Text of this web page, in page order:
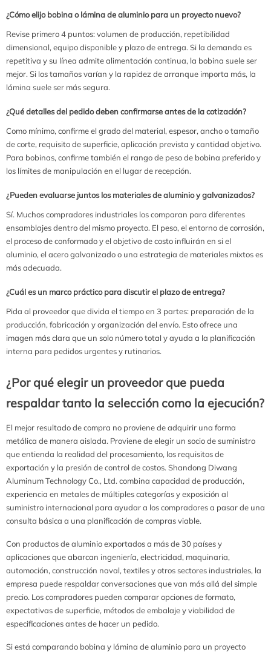
¿Cómo elijo bobina o lámina de aluminio para un proyecto nuevo?
Revise primero 4 puntos: volumen de producción, repetibilidad
dimensional, equipo disponible y plazo de entrega. Si la demanda es
repetitiva y su línea admite alimentación continua, la bobina suele ser
mejor. Si los tamaños varían y la rapidez de arranque importa más, la
lámina suele ser más segura.
¿Qué detalles del pedido deben confirmarse antes de la cotización?
Como mínimo, confirme el grado del material, espesor, ancho o tamaño
de corte, requisito de superficie, aplicación prevista y cantidad objetivo.
Para bobinas, confirme también el rango de peso de bobina preferido y
los límites de manipulación en el lugar de recepción.
¿Pueden evaluarse juntos los materiales de aluminio y galvanizados?
Sí. Muchos compradores industriales los comparan para diferentes
ensamblajes dentro del mismo proyecto. El peso, el entorno de corrosión,
el proceso de conformado y el objetivo de costo influirán en si el
aluminio, el acero galvanizado o una estrategia de materiales mixtos es
más adecuada.
¿Cuál es un marco práctico para discutir el plazo de entrega?
Pida al proveedor que divida el tiempo en 3 partes: preparación de la
producción, fabricación y organización del envío. Esto ofrece una
imagen más clara que un solo número total y ayuda a la planificación
interna para pedidos urgentes y rutinarios.
¿Por qué elegir un proveedor que pueda
respaldar tanto la selección como la ejecución?
El mejor resultado de compra no proviene de adquirir una forma
metálica de manera aislada. Proviene de elegir un socio de suministro
que entienda la realidad del procesamiento, los requisitos de
exportación y la presión de control de costos. Shandong Diwang
Aluminum Technology Co., Ltd. combina capacidad de producción,
experiencia en metales de múltiples categorías y exposición al
suministro internacional para ayudar a los compradores a pasar de una
consulta básica a una planificación de compras viable.
Con productos de aluminio exportados a más de 30 países y
aplicaciones que abarcan ingeniería, electricidad, maquinaria,
automoción, construcción naval, textiles y otros sectores industriales, la
empresa puede respaldar conversaciones que van más allá del simple
precio. Los compradores pueden comparar opciones de formato,
expectativas de superficie, métodos de embalaje y viabilidad de
especificaciones antes de hacer un pedido.
Si está comparando bobina y lámina de aluminio para un proyecto